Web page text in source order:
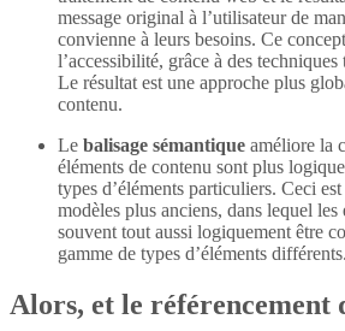
message original à l’utilisateur de
convienne à leurs besoins. Ce
l’accessibilité, grâce à des
Le résultat est une approche plus
contenu.
Le balisage sémantique améliore la
éléments de contenu sont plus
types d’éléments particuliers. Ceci
modèles plus anciens, dans lequel les
souvent tout aussi logiquement être
gamme de types d’éléments différents.
Alors, et le référencement